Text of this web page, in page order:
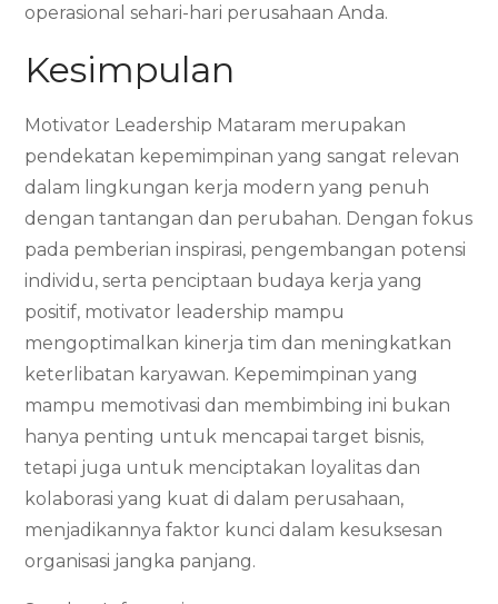
operasional sehari-hari perusahaan Anda.
Kesimpulan
Motivator Leadership Mataram merupakan
pendekatan kepemimpinan yang sangat relevan
dalam lingkungan kerja modern yang penuh
dengan tantangan dan perubahan. Dengan fokus
pada pemberian inspirasi, pengembangan potensi
individu, serta penciptaan budaya kerja yang
positif, motivator leadership mampu
mengoptimalkan kinerja tim dan meningkatkan
keterlibatan karyawan. Kepemimpinan yang
mampu memotivasi dan membimbing ini bukan
hanya penting untuk mencapai target bisnis,
tetapi juga untuk menciptakan loyalitas dan
kolaborasi yang kuat di dalam perusahaan,
menjadikannya faktor kunci dalam kesuksesan
organisasi jangka panjang.